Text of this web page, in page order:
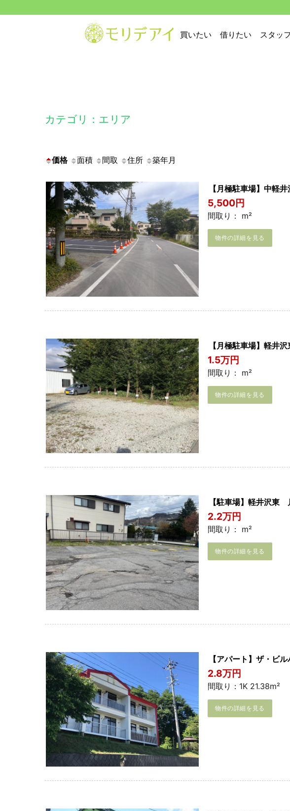
買いたい 借りたい スタッ
カテゴリ：エリア
価格 面積 間取 住所 築年月
【月極駐車場】中軽
5,500円
間取り： m²
物件の詳細を見る
【月極駐車場】軽井
1.5万円
間取り： m²
物件の詳細を見る
【駐車場】軽井沢東
2.2万円
間取り： m²
物件の詳細を見る
【アパート】ザ・ビ
2.8万円
間取り：1K 21.38m²
物件の詳細を見る